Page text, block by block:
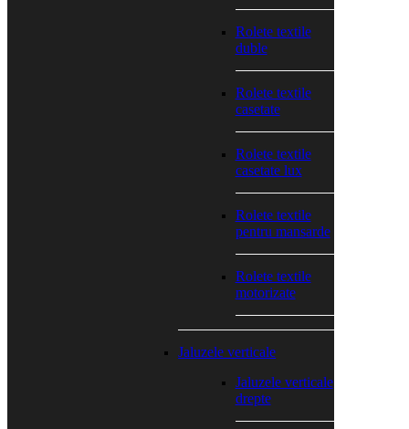
Rolete textile
duble
Rolete textile
casetate
Rolete textile
casetate lux
Rolete textile
pentru mansarde
Rolete textile
motorizate
Jaluzele verticale
Jaluzele verticale
drepte